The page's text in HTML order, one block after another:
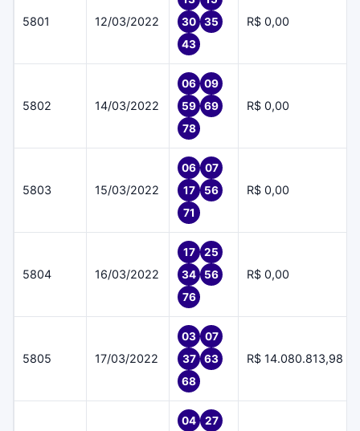
5801 12/03/2022
30
35
43
R$ 0,00
5802 14/03/2022
06
09
59
69
78
R$ 0,00
5803 15/03/2022
06
07
17
56
71
R$ 0,00
5804 16/03/2022
17
25
34
56
76
R$ 0,00
5805 17/03/2022
03
07
37
63
68
R$ 14.080.813,98
04
27